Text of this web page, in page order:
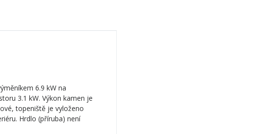
6.9 kW na
3.1 kW. Výkon kamen je
topeniště je vyloženo
Hrdlo (příruba) není